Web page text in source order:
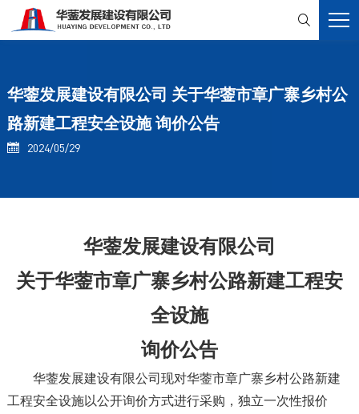

华蓥发展建设有限公司 关于华蓥市章广寨乡村公
路新建工程安全设施 询价公告
 2024/05/29
华蓥发展建设有限公司
关于华蓥市章广寨乡村公路新建工程安
全设施
询价公告
华蓥发展建设有限公司现对华蓥市章广寨乡村公路新建
工程安全设施以公开询价方式进行采购，独立一次性报价